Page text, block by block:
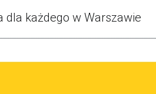
dla każdego w Warszawie